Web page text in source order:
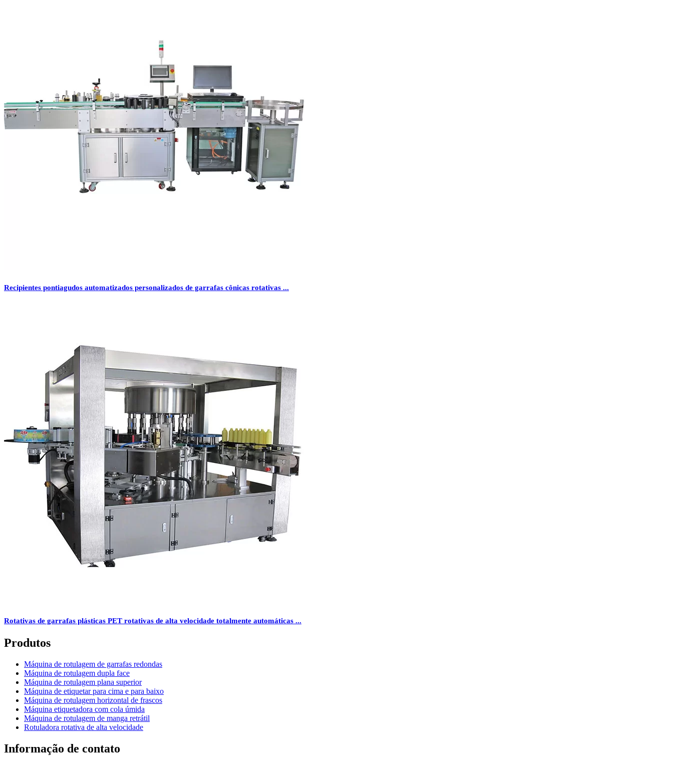
Recipientes pontiagudos automatizados personalizados de garrafas cônicas rotativas ...
Rotativas de garrafas plásticas PET rotativas de alta velocidade totalmente automáticas ...
Produtos
Máquina de rotulagem de garrafas redondas
Máquina de rotulagem dupla face
Máquina de rotulagem plana superior
Máquina de etiquetar para cima e para baixo
Máquina de rotulagem horizontal de frascos
Máquina etiquetadora com cola úmida
Máquina de rotulagem de manga retrátil
Rotuladora rotativa de alta velocidade
Informação de contato